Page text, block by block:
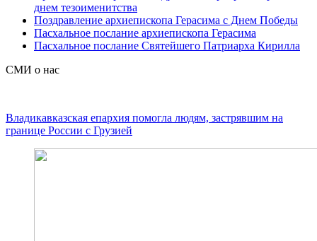
днем тезоименитства
Поздравление архиепископа Герасима с Днем Победы
Пасхальное послание архиепископа Герасима
Пасхальное послание Святейшего Патриарха Кирилла
СМИ о нас
Владикавказская епархия помогла людям, застрявшим на
границе России с Грузией